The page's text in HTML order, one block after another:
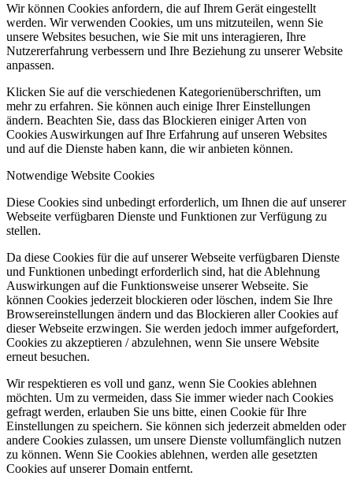
Wir können Cookies anfordern, die auf Ihrem Gerät eingestellt
werden. Wir verwenden Cookies, um uns mitzuteilen, wenn Sie
unsere Websites besuchen, wie Sie mit uns interagieren, Ihre
Nutzererfahrung verbessern und Ihre Beziehung zu unserer Website
anpassen.
Klicken Sie auf die verschiedenen Kategorienüberschriften, um
mehr zu erfahren. Sie können auch einige Ihrer Einstellungen
ändern. Beachten Sie, dass das Blockieren einiger Arten von
Cookies Auswirkungen auf Ihre Erfahrung auf unseren Websites
und auf die Dienste haben kann, die wir anbieten können.
Notwendige Website Cookies
Diese Cookies sind unbedingt erforderlich, um Ihnen die auf unserer
Webseite verfügbaren Dienste und Funktionen zur Verfügung zu
stellen.
Da diese Cookies für die auf unserer Webseite verfügbaren Dienste
und Funktionen unbedingt erforderlich sind, hat die Ablehnung
Auswirkungen auf die Funktionsweise unserer Webseite. Sie
können Cookies jederzeit blockieren oder löschen, indem Sie Ihre
Browsereinstellungen ändern und das Blockieren aller Cookies auf
dieser Webseite erzwingen. Sie werden jedoch immer aufgefordert,
Cookies zu akzeptieren / abzulehnen, wenn Sie unsere Website
erneut besuchen.
Wir respektieren es voll und ganz, wenn Sie Cookies ablehnen
möchten. Um zu vermeiden, dass Sie immer wieder nach Cookies
gefragt werden, erlauben Sie uns bitte, einen Cookie für Ihre
Einstellungen zu speichern. Sie können sich jederzeit abmelden oder
andere Cookies zulassen, um unsere Dienste vollumfänglich nutzen
zu können. Wenn Sie Cookies ablehnen, werden alle gesetzten
Cookies auf unserer Domain entfernt.